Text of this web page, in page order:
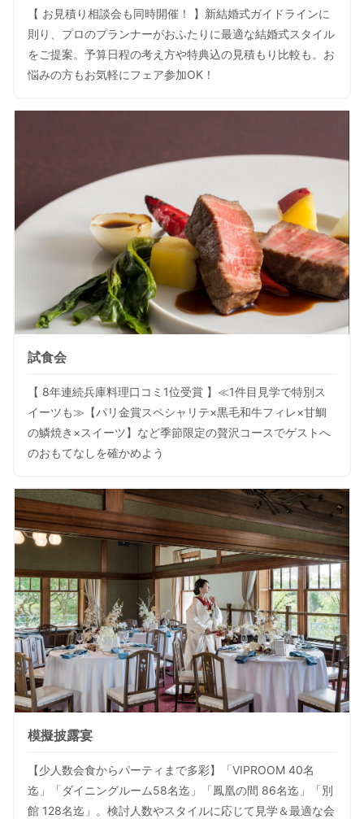
【 お見積り相談会も同時開催！ 】新結婚式ガイドラインに
則り、プロのプランナーがおふたりに最適な結婚式スタイル
をご提案。予算日程の考え方や特典込の見積もり比較も。お
悩みの方もお気軽にフェア参加OK！
試食会
【 8年連続兵庫料理口コミ1位受賞 】≪1件目見学で特別ス
イーツも≫【パリ金賞スペシャリテ×黒毛和牛フィレ×甘鯛
の鱗焼き×スイーツ】など季節限定の贅沢コースでゲストへ
のおもてなしを確かめよう
模擬披露宴
【少人数会食からパーティまで多彩】「VIPROOM 40名
迄」「ダイニングルーム58名迄」「鳳凰の間 86名迄」「別
館 128名迄」。検討人数やスタイルに応じて見学＆最適な会